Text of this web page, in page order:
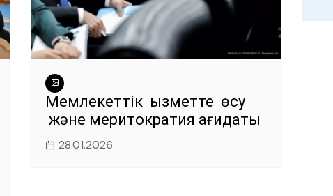
Мемлекеттік қызметте өсу
және меритократия қағидаты
28.01.2026